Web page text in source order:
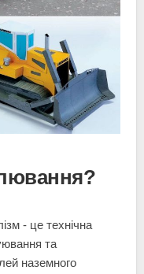
- це технічна
та
наземного